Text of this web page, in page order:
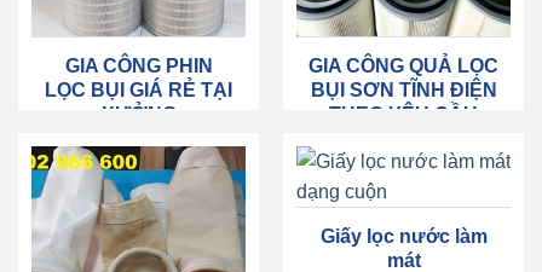
GIA CÔNG PHIN
LỌC BỤI GIÁ RẺ TẠI
XƯỞNG
GIA CÔNG QUẢ LỌC
BỤI SƠN TĨNH ĐIỆN
THEO YÊU CẦU
Giấy lọc nước làm
mát